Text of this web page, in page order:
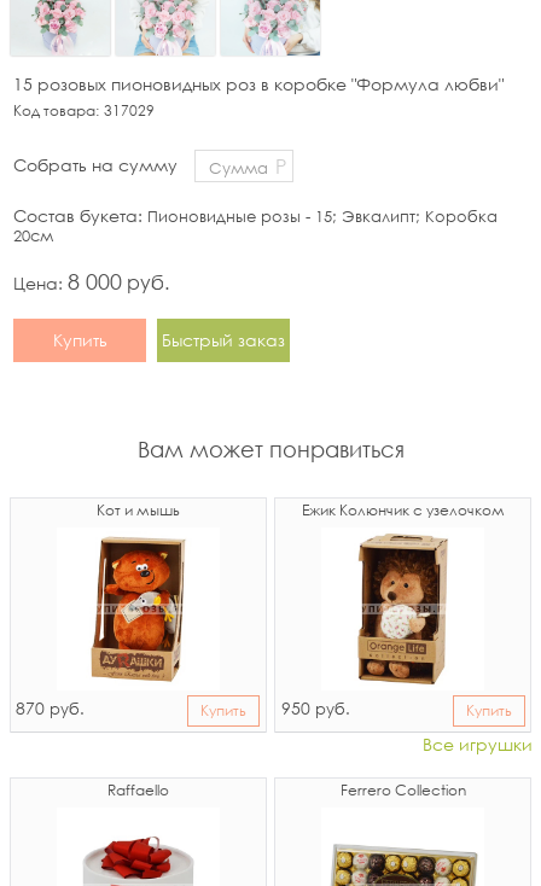
15 розовых пионовидных роз в коробке "Формула любви"
Код товара: 317029
Собрать на сумму Р
Состав букета: Пионовидные розы - 15; Эвкалипт; Коробка
20см
Цена: 8 000 руб.
Купить Быстрый заказ
Вам может понравиться
Кот и мышь
870 руб. Купить
Ёжик Колюнчик с узелочком
950 руб. Купить
Все игрушки
Raffaello Ferrero Collection